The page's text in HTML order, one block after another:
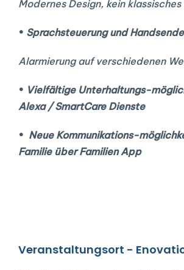
Modernes Design, kein
• Sprachsteuerung und
Alarmierung auf verschiedenen
• Vielfältige Unterhaltungs-
Alexa / SmartCare Dienste
• Neue Kommunikations-
Familie über Familien App
Veranstaltungsort -